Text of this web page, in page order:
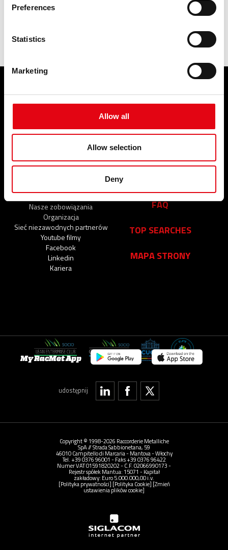
Preferences
Statistics
Marketing
Allow all
Allow selection
Deny
ochrona
>>
PRODUKTY
SERWIS
WIADOMOŚCI
Wydarzenia i wiadomości
Kim jesteśmy
Nasze zobowiązania
Organizacja
Sieć niezawodnych partnerów
Youtube filmy
Facebook
Linkedin
Kariera
FAQ
TOP SEARCHES
MAPA STRONY
udostępnij
My RacMet App
Copyright © 1998-2026 Raccorderie Metalliche
SpA // Strada Sabbionetana, 59
46010 Campitello di Marcaria - Mantova - Włochy
Tel. +39 0376 96001 - Faks +39 0376 96422
Numer VAT 01591820202 - C.F. 02066990173 -
Rejestr spółek Mantua: 15071 - Kapitał
zakładowy: Euro 5.000.000,00 i.v.
[Polityka prywatności] [Polityka Cookie] [Zmień
ustawienia plików cookie]